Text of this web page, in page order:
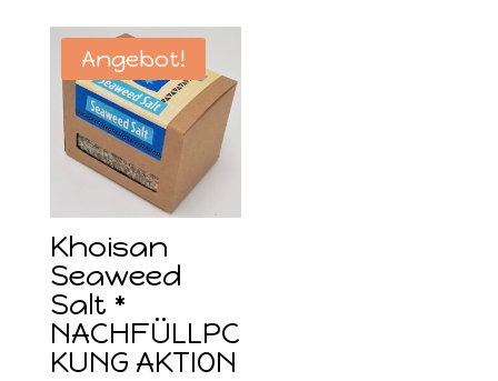
Angebot!
Khoisan
Seaweed
Salt *
NACHFÜLLPC
KUNG AKTION